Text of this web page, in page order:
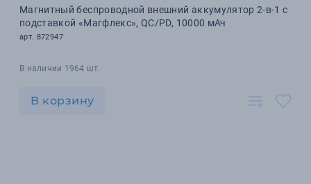
Магнитный беспроводной внешний аккумулятор 2-в-1 с
подставкой «Магфлекс», QC/PD, 10000 мАч
арт. 872947
В наличии 1964 шт.
В корзину